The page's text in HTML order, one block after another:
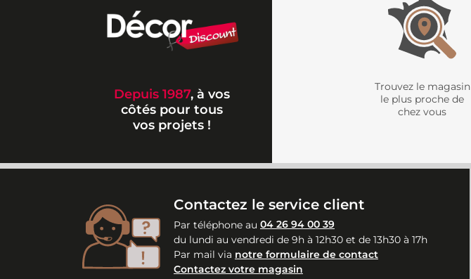
Depuis 1987, à vos
côtés pour tous
vos projets !
Trouvez le magasin
le plus proche de
chez vous
Contactez le service client
Par téléphone au 04 26 94 00 39
du lundi au vendredi de 9h à 12h30 et de 13h30 à 17h
Par mail via notre formulaire de contact
Contactez votre magasin